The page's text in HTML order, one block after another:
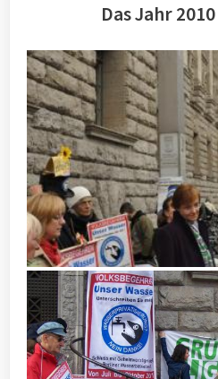
Das Jahr